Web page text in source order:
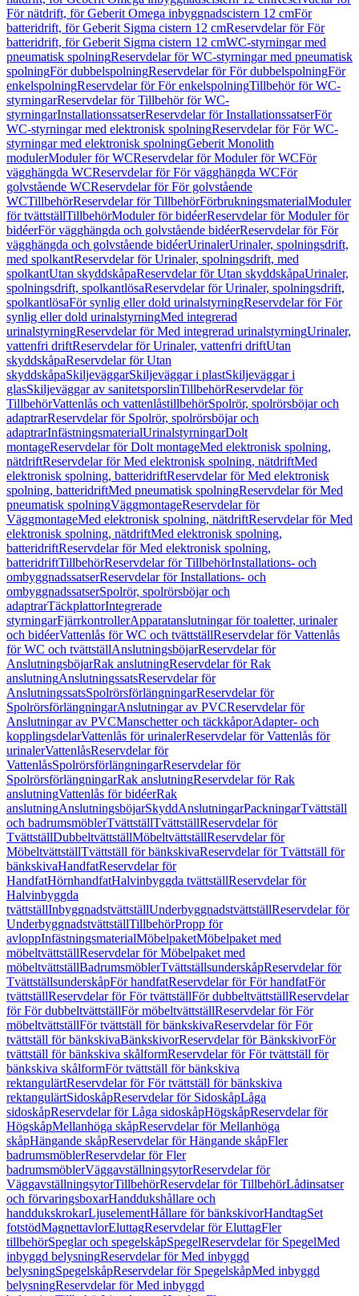
För nätdrift, för Geberit Omega inbyggnadscistern 12 cmFör
batteridrift, för Geberit Sigma cistern 12 cmReservdelar för För
batteridrift, för Geberit Sigma cistern 12 cmWC-styrningar med
pneumatisk spolningReservdelar för WC-styrningar med pneumatisk
spolningFör dubbelspolningReservdelar för För dubbelspolningFör
enkelspolningReservdelar för För enkelspolningTillbehör för WC-
styrningarReservdelar för Tillbehör för WC-
styrningarInstallationssatserReservdelar för InstallationssatserFör
WC-styrningar med elektronisk spolningReservdelar för För WC-
styrningar med elektronisk spolningGeberit Monolith
modulerModuler för WCReservdelar för Moduler för WCFör
vägghängda WCReservdelar för För vägghängda WCFör
golvstående WCReservdelar för För golvstående
WCTillbehörReservdelar för TillbehörFörbrukningsmaterialModuler
för tvättställTillbehörModuler för bidéerReservdelar för Moduler för
bidéerFör vägghängda och golvstående bidéerReservdelar för För
vägghängda och golvstående bidéerUrinalerUrinaler, spolningsdrift,
med spolkantReservdelar för Urinaler, spolningsdrift, med
spolkantUtan skyddskåpaReservdelar för Utan skyddskåpaUrinaler,
spolningsdrift, spolkantlösaReservdelar för Urinaler, spolningsdrift,
spolkantlösaFör synlig eller dold urinalstyrningReservdelar för För
synlig eller dold urinalstyrningMed integrerad
urinalstyrningReservdelar för Med integrerad urinalstyrningUrinaler,
vattenfri driftReservdelar för Urinaler, vattenfri driftUtan
skyddskåpaReservdelar för Utan
skyddskåpaSkiljeväggarSkiljeväggar i plastSkiljeväggar i
glasSkiljeväggar av sanitetsporslinTillbehörReservdelar för
TillbehörVattenlås och vattenlåstillbehörSpolrör, spolrörsböjar och
adaptrarReservdelar för Spolrör, spolrörsböjar och
adaptrarInfästningsmaterialUrinalstyrningarDolt
montageReservdelar för Dolt montageMed elektronisk spolning,
nätdriftReservdelar för Med elektronisk spolning, nätdriftMed
elektronisk spolning, batteridriftReservdelar för Med elektronisk
spolning, batteridriftMed pneumatisk spolningReservdelar för Med
pneumatisk spolningVäggmontageReservdelar för
VäggmontageMed elektronisk spolning, nätdriftReservdelar för Med
elektronisk spolning, nätdriftMed elektronisk spolning,
batteridriftReservdelar för Med elektronisk spolning,
batteridriftTillbehörReservdelar för TillbehörInstallations- och
ombyggnadssatserReservdelar för Installations- och
ombyggnadssatserSpolrör, spolrörsböjar och
adaptrarTäckplattorIntegrerade
styrningarFjärrkontrollerApparatanslutningar för toaletter, urinaler
och bidéerVattenlås för WC och tvättställReservdelar för Vattenlås
för WC och tvättställAnslutningsböjarReservdelar för
AnslutningsböjarRak anslutningReservdelar för Rak
anslutningAnslutningssatsReservdelar för
AnslutningssatsSpolrörsförlängningarReservdelar för
SpolrörsförlängningarAnslutningar av PVCReservdelar för
Anslutningar av PVCManschetter och täckkåporAdapter- och
kopplingsdelarVattenlås för urinalerReservdelar för Vattenlås för
urinalerVattenlåsReservdelar för
VattenlåsSpolrörsförlängningarReservdelar för
SpolrörsförlängningarRak anslutningReservdelar för Rak
anslutningVattenlås för bidéerRak
anslutningAnslutningsböjarSkyddAnslutningarPackningarTvättställ
och badrumsmöblerTvättställTvättställReservdelar för
TvättställDubbeltvättställMöbeltvättställReservdelar för
MöbeltvättställTvättställ för bänkskivaReservdelar för Tvättställ för
bänkskivaHandfatReservdelar för
HandfatHörnhandfatHalvinbyggda tvättställReservdelar för
Halvinbyggda
tvättställInbyggnadstvättställUnderbyggnadstvättställReservdelar för
UnderbyggnadstvättställTillbehörPropp för
avloppInfästningsmaterialMöbelpaketMöbelpaket med
möbeltvättställReservdelar för Möbelpaket med
möbeltvättställBadrumsmöblerTvättställsunderskåpReservdelar för
TvättställsunderskåpFör handfatReservdelar för För handfatFör
tvättställReservdelar för För tvättställFör dubbeltvättställReservdelar
för För dubbeltvättställFör möbeltvättställReservdelar för För
möbeltvättställFör tvättställ för bänkskivaReservdelar för För
tvättställ för bänkskivaBänkskivorReservdelar för BänkskivorFör
tvättställ för bänkskiva skålformReservdelar för För tvättställ för
bänkskiva skålformFör tvättställ för bänkskiva
rektangulärtReservdelar för För tvättställ för bänkskiva
rektangulärtSidoskåpReservdelar för SidoskåpLåga
sidoskåpReservdelar för Låga sidoskåpHögskåpReservdelar för
HögskåpMellanhöga skåpReservdelar för Mellanhöga
skåpHängande skåpReservdelar för Hängande skåpFler
badrumsmöblerReservdelar för Fler
badrumsmöblerVäggavställningsytorReservdelar för
VäggavställningsytorTillbehörReservdelar för TillbehörLådinsatser
och förvaringsboxarHanddukshållare och
handdukskrokarLjuselementHållare för bänkskivorHandtagSet
fotstödMagnettavlorEluttagReservdelar för EluttagFler
tillbehörSpeglar och spegelskåpSpegelReservdelar för SpegelMed
inbyggd belysningReservdelar för Med inbyggd
belysningSpegelskåpReservdelar för SpegelskåpMed inbyggd
belysningReservdelar för Med inbyggd